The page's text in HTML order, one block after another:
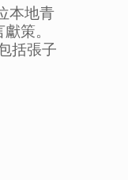
本地青
策。
括張子